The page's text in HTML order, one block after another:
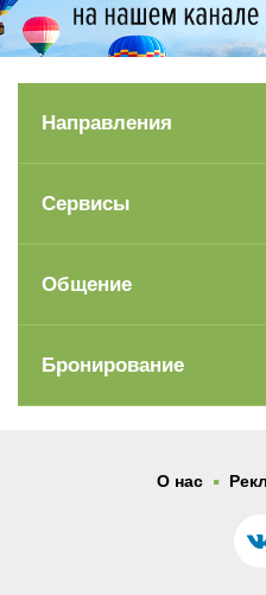
Направления
Сервисы
Общение
Бронирование
О нас .